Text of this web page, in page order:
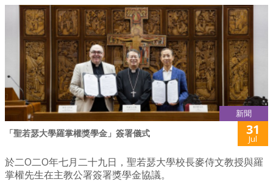
新聞
「聖若瑟大學羅掌權獎學金」簽署儀式 31
Jul
於二O二O年七月二十九日，聖若瑟大學校長麥侍文教授與羅
掌權先生在主教公署簽署獎學金協議。